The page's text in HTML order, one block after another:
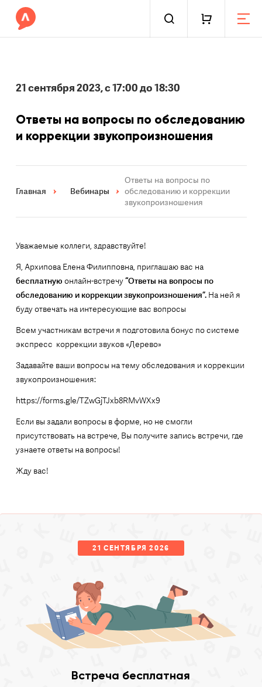
21 сентября 2023, с 17:00 до 18:30
Ответы на вопросы по обследованию
и коррекции звукопроизношения
Главная Вебинары
Ответы на вопросы по
обследованию и коррекции
звукопроизношения
Уважаемые коллеги, здравствуйте!
Я, Архипова Елена Филипповна, приглашаю вас на
бесплатную онлайн-встречу“Ответы на вопросы по
обследованию и коррекции звукопроизношения”.На ней я
буду отвечать на интересующие вас вопросы
Всем участникам встречи я подготовила бонус по системе
экспресс коррекции звуков «Дерево»
Задавайте ваши вопросы на тему обследования и коррекции
звукопроизношения:
https://forms.gle/TZwGjTJxb8RMvWXx9
Если вы задали вопросы в форме, но не смогли
присутствовать на встрече, Вы получите запись встречи, где
узнаете ответы на вопросы!
Жду вас!
21 СЕНТЯБРЯ 2026
Встреча бесплатная